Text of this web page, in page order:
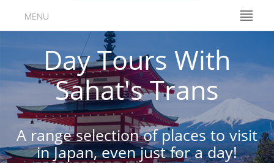
MENU
Day Tours With
Sahat's Trans
A range selection of places to visit
in Japan, even just for a day!